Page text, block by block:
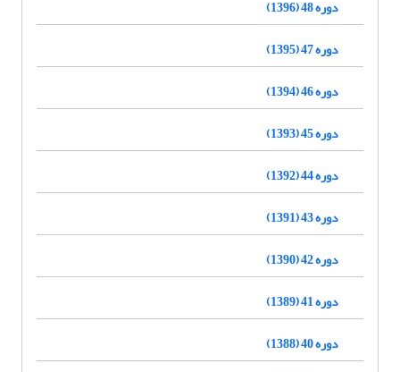
دوره 48 (1396)
دوره 47 (1395)
دوره 46 (1394)
دوره 45 (1393)
دوره 44 (1392)
دوره 43 (1391)
دوره 42 (1390)
دوره 41 (1389)
دوره 40 (1388)